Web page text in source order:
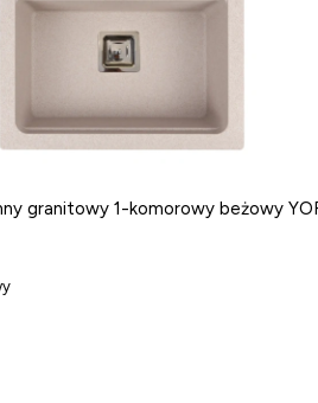
granitowy 1-komorowy beżowy